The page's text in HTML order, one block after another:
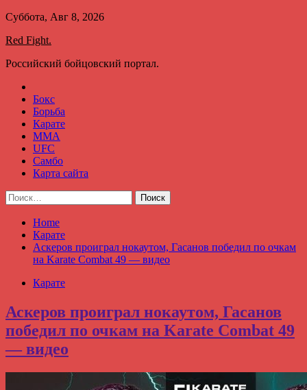
Skip
content
Суббота, Авг 8, 2026
Red Fight.
Российский бойцовский портал.
Бокс
Борьба
Карате
ММА
UFC
Самбо
Карта сайта
Найти:
Home
Карате
Аскеров проиграл нокаутом, Гасанов победил по очкам
на Karate Combat 49 — видео
Карате
Аскеров проиграл нокаутом, Гасанов
победил по очкам на Karate Combat 49
— видео